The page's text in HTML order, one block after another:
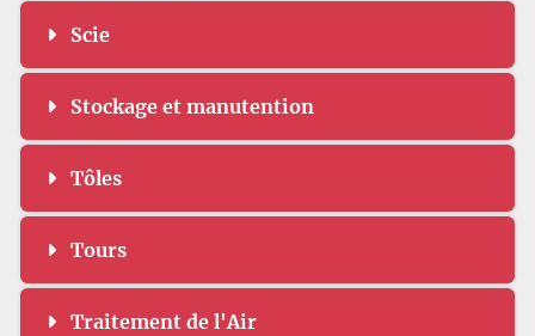
Scie
Stockage et manutention
Tôles
Tours
Traitement de l'Air